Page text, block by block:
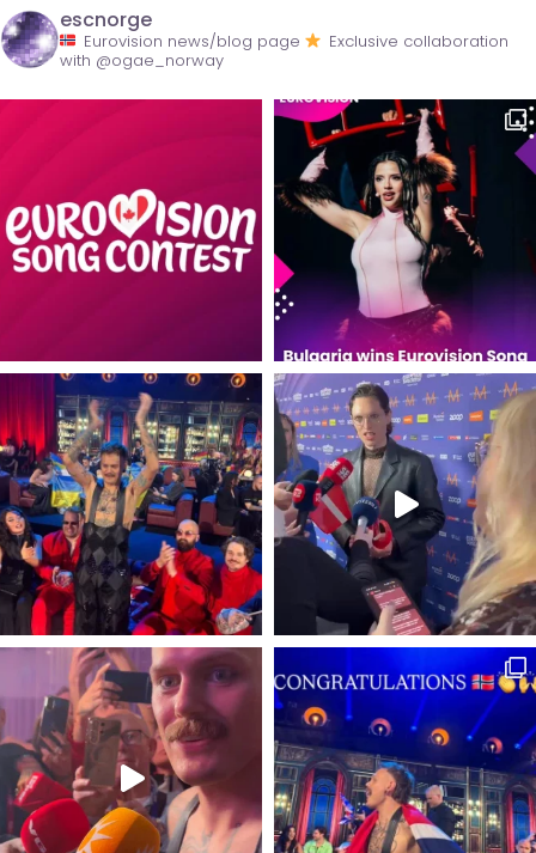
escnorge
Eurovision news/blog page
Exclusive collaboration
with @ogae_norway